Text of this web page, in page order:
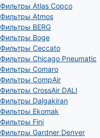
Фильтры Atlas Copco
Фильтры Atmos
Фильтры BERG
Фильтры Boge
Фильтры Ceccato
Фильтры Chicago Pneumatic
Фильтры Comaro
Фильтры CompAir
Фильтры CrossAir DALI
Фильтры Dalgakiran
Фильтры Ekomak
Фильтры Fini
Фильтры Gardner Denver